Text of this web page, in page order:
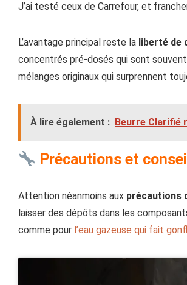
J’ai testé ceux de Carrefour, et
L’avantage principal reste la liberté de
concentrés pré-dosés qui sont
mélanges originaux qui surprennent
À lire également : Beurre Clarifié
Précautions et
Attention néanmoins aux précautions
laisser des dépôts dans les
comme pour l’eau gazeuse qui fait